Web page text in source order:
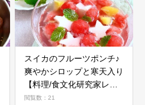
スイカのフルーツポンチ♪
爽やかシロップと寒天入り
【料理/食文化研究家レシ
ピ】
閲覧数：21